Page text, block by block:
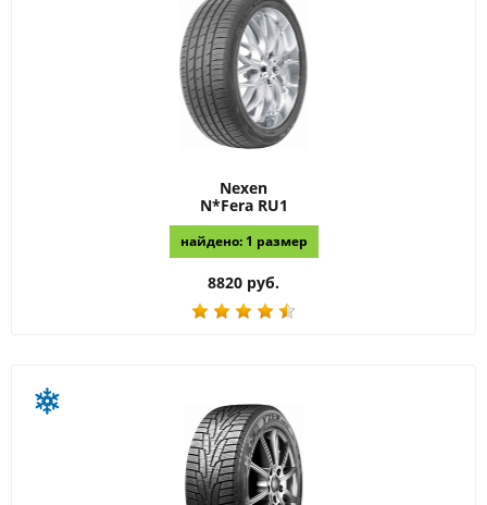
Nexen
N*Fera RU1
найдено: 1 размер
8820 руб.